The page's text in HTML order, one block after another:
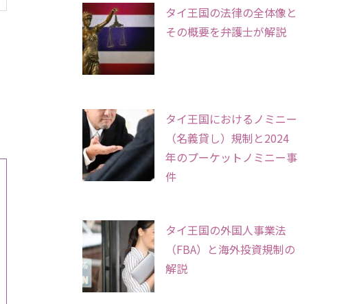
タイ王国の法律の全体像と
その概要を弁護士が解説
タイ王国におけるノミニー
（名義貸し）規制と2024
年のプーケットノミニー事
件
タイ王国の外国人事業法
（FBA）と海外投資規制の
解説